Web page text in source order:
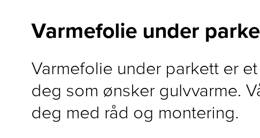
Varmefolie under
Varmefolie under parkett er
deg som ønsker gulvvarme.
deg med råd og montering.